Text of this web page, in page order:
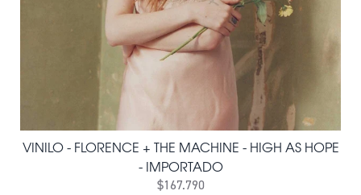
VINILO - FLORENCE + THE MACHINE - HIGH AS HOPE
- IMPORTADO
$167.790